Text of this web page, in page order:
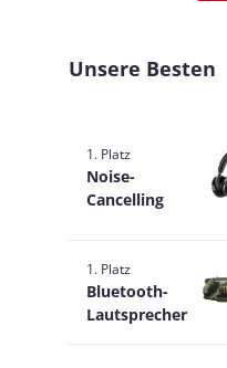
Unsere Besten
1. Platz
Noise-
Cancelling
1. Platz
Bluetooth-
Lautsprecher